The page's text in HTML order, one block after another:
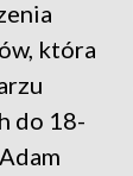
która
do 18-